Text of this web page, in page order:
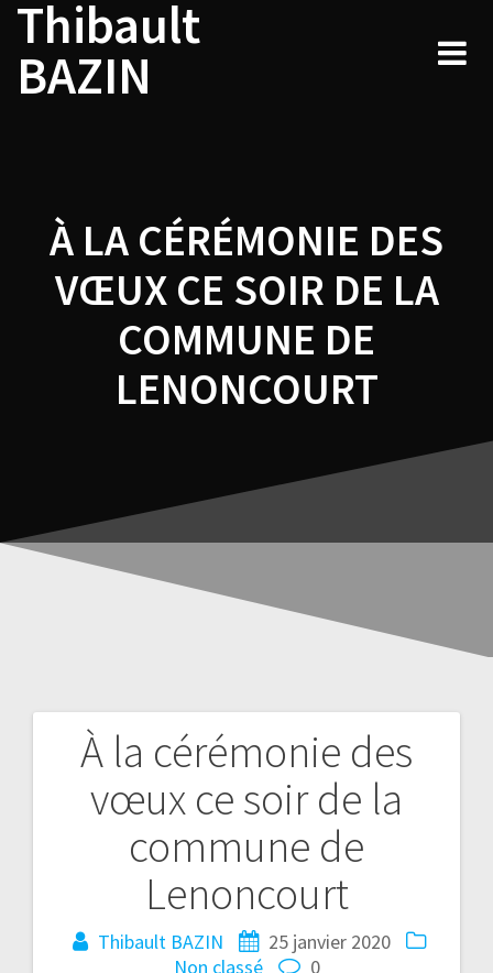
Skip
content
Thibault
BAZIN
À LA CÉRÉMONIE DES
VŒUX CE SOIR DE LA
COMMUNE DE
LENONCOURT
À la cérémonie des
vœux ce soir de la
commune de
Lenoncourt
Thibault BAZIN
25 janvier 2020
Non classé
0
Navigation
de